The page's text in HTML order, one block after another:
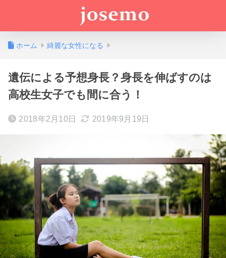
ホーム 綺麗な女性になる
遺伝による予想身長？身長を伸ばすのは
高校生女子でも間に合う！
2018年2月10日 2019年9月19日